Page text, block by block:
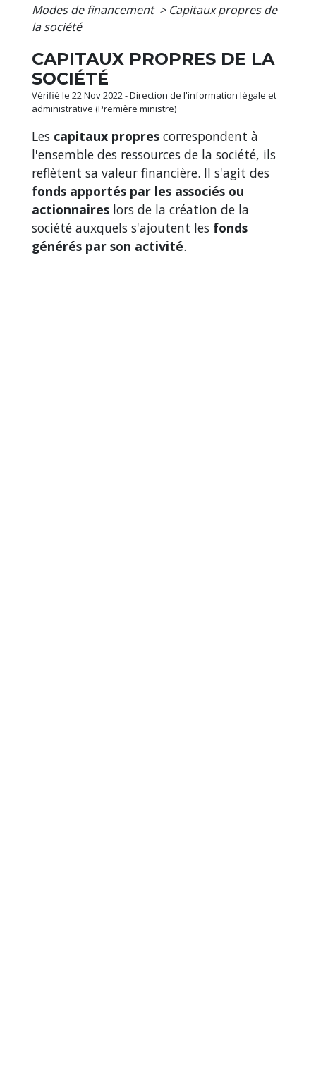
Modes de financement > Capitaux propres de
la société
CAPITAUX PROPRES DE LA
SOCIÉTÉ
Vérifié le 22 Nov 2022 - Direction de l'information légale et
administrative (Première ministre)
Les capitaux propres correspondent à
l'ensemble des ressources de la société, ils
reflètent sa valeur financière. Il s'agit des
fonds apportés par les associés ou
actionnaires lors de la création de la
société auxquels s'ajoutent les fonds
générés par son activité.